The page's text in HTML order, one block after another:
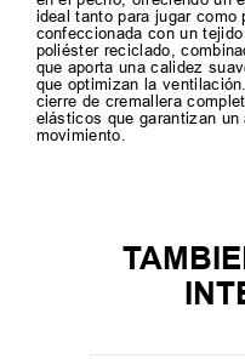
ideal tanto para jugar
confeccionada con un
poliéster reciclado,
que aporta una calidez
que optimizan la
cierre de cremallera
elásticos que garantizan
movimiento.